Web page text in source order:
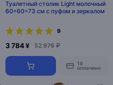
Туалетный столик Light молочный
60×60×73 см с пуфом и зеркалом
9
3 784 ¥ 52 976 ₽
19
оплачено